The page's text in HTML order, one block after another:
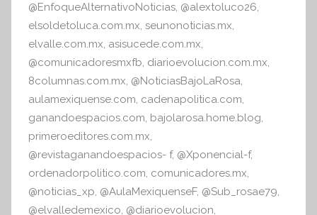
t
i
v
a
@EnfoqueAlternativoNoticias, @alextoluco26,
elsoldetoluca.com.mx, seunonoticias.mx,
elvalle.com.mx, asisucede.com.mx,
@comunicadoresmxfb, diarioevolucion.com.mx,
8columnas.com.mx, @NoticiasBajoLaRosa,
aulamexiquense.com, cadenapolitica.com,
ganandoespacios.com, bajolarosa.home.blog,
primeroeditores.com.mx,
@revistaganandoespacios- f, @Xponencial-f,
ordenadorpolitico.com, comunicadores.mx,
@noticias_xp, @AulaMexiquenseF, @Sub_rosae79,
@elvalledemexico, @diarioevolucion,